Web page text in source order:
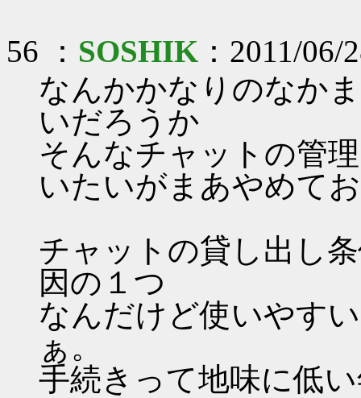
56 ： SOSHIK ：2011/
なんかかなりのなか
いだろうか
そんなチャットの管
いたいがまあやめて
チャットの貸し出し
因の１つ
なんだけど使いやす
ぁ。
手続きって地味に低